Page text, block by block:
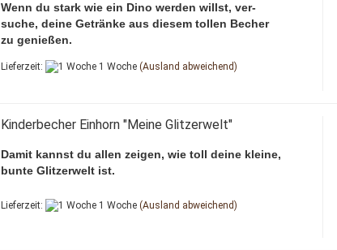
Wenn du stark wie ein Dino werden willst, ver-
suche, deine Getränke aus diesem tollen Becher
zu genießen.
Lieferzeit: 1 Woche (Ausland abweichend)
Kinderbecher Einhorn "Meine Glitzerwelt"
Damit kannst du allen zeigen, wie toll deine kleine,
bunte Glitzerwelt ist.
Lieferzeit: 1 Woche (Ausland abweichend)